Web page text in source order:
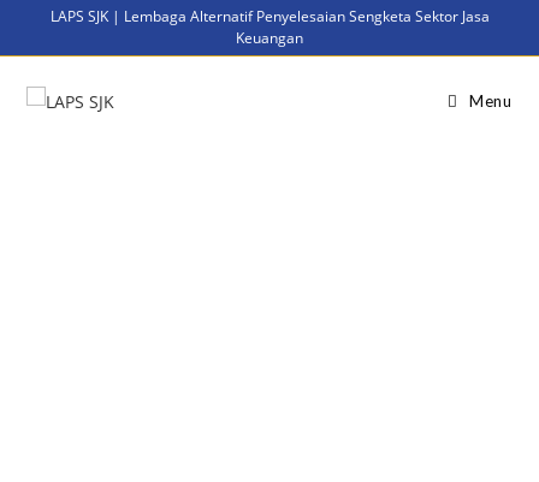
LAPS SJK | Lembaga Alternatif Penyelesaian Sengketa Sektor Jasa
Keuangan
Menu